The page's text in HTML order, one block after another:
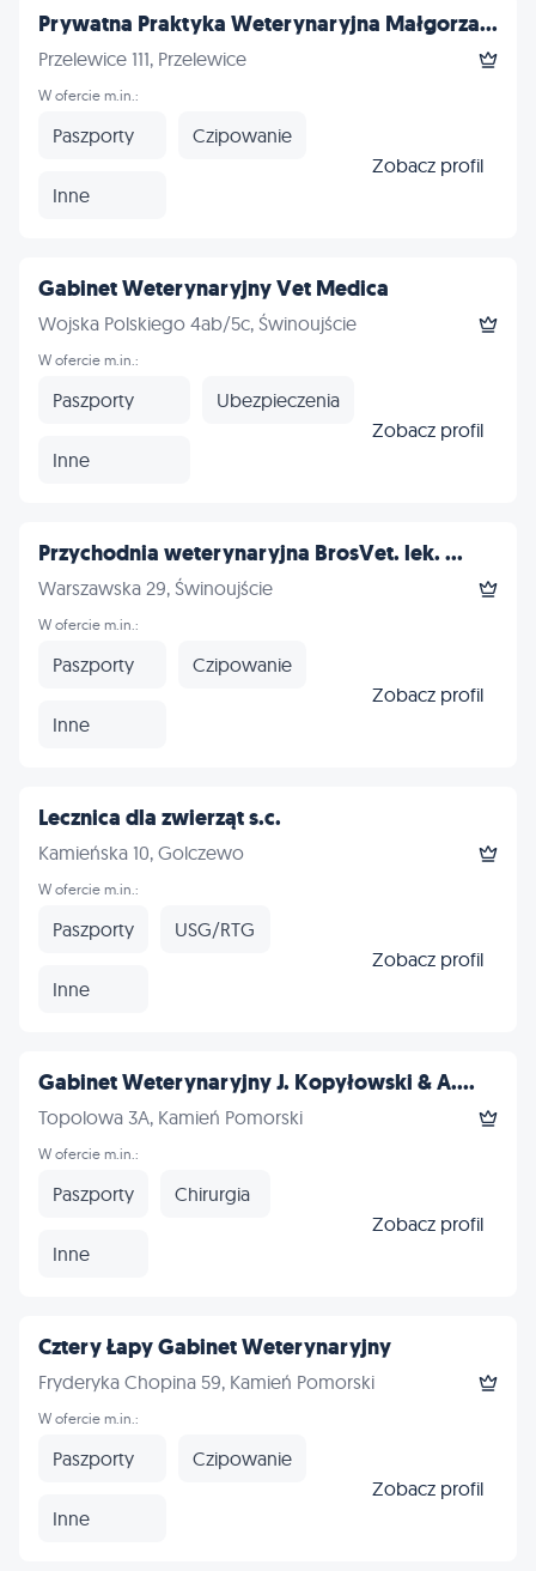
Prywatna Praktyka Weterynaryjna Małgorza...
Przelewice 111, Przelewice
W ofercie m.in.:
Paszporty Czipowanie
Inne
Zobacz profil
Gabinet Weterynaryjny Vet Medica
Wojska Polskiego 4ab/5c, Świnoujście
W ofercie m.in.:
Paszporty Ubezpieczenia
Inne
Zobacz profil
Przychodnia weterynaryjna BrosVet. lek. ...
Warszawska 29, Świnoujście
W ofercie m.in.:
Paszporty Czipowanie
Inne
Zobacz profil
Lecznica dla zwierząt s.c.
Kamieńska 10, Golczewo
W ofercie m.in.:
Paszporty USG/RTG
Inne
Zobacz profil
Gabinet Weterynaryjny J. Kopyłowski & A....
Topolowa 3A, Kamień Pomorski
W ofercie m.in.:
Paszporty Chirurgia
Inne
Zobacz profil
Cztery Łapy Gabinet Weterynaryjny
Fryderyka Chopina 59, Kamień Pomorski
W ofercie m.in.:
Paszporty Czipowanie
Inne
Zobacz profil